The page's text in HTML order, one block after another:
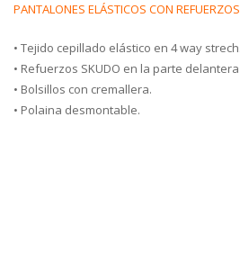
PANTALONES ELÁSTICOS CON REFUERZOS
• Tejido cepillado elástico en 4 way strech.
• Refuerzos SKUDO en la parte
• Bolsillos con cremallera.
• Polaina desmontable.